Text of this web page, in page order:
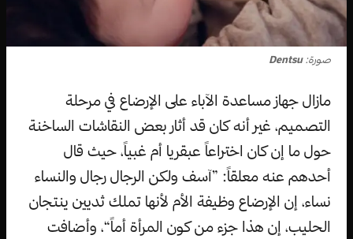
صورة:Dentsu
مازال جهاز مساعدة الآباء على الإرضاع في مرحلة
التصميم، غير أنه كان قد أثار بعض النقاشات الساخنة
حول ما إن كان اختراعاً عبقريا أم غبياً، حيث قال
أحدهم عنه معلقاً: ”آسف ولكن الرجال رجال والنساء
نساء، إن الإرضاع وظيفة الأم لأنها تملك ثديين ينتجان
الحليب، إن هذا جزء من كون المرأة أماً“، وأضافت